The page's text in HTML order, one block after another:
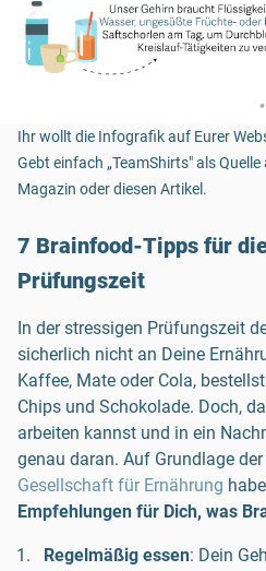
Ihr wollt die Infografik auf Eurer
Gebt einfach „TeamShirts" als
Magazin oder diesen Artikel.
7 Brainfood-Tipps für
Prüfungszeit
In der stressigen Prüfungszeit
sicherlich nicht an Deine
Kaffee, Mate oder Cola,
Chips und Schokolade. Doch,
arbeiten kannst und in ein
genau daran. Auf Grundlage der
Gesellschaft für Ernährung
Empfehlungen für Dich, was
Regelmäßig essen: Dein